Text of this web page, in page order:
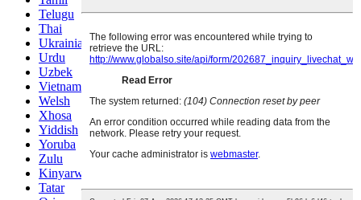
Telugu
Thai
Ukrainian
Urdu
Uzbek
Vietnamese
Welsh
Xhosa
Yiddish
Yoruba
Zulu
Kinyarwanda
Tatar